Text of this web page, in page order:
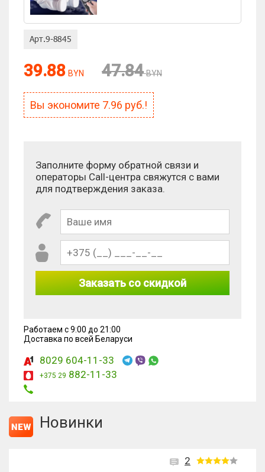
Сколько будет 10 × 10?
39.88 BYN 47.84 BYN
Вы экономите 7.96 руб.!
Заполните форму обратной связи и
операторы Call-центра свяжутся с вами
для подтверждения заказа.
Заказать со скидкой
Работаем с 9:00 до 21:00
Доставка по всей Беларуси
8029 604-11-33
+375 29 882-11-33
Новинки
2